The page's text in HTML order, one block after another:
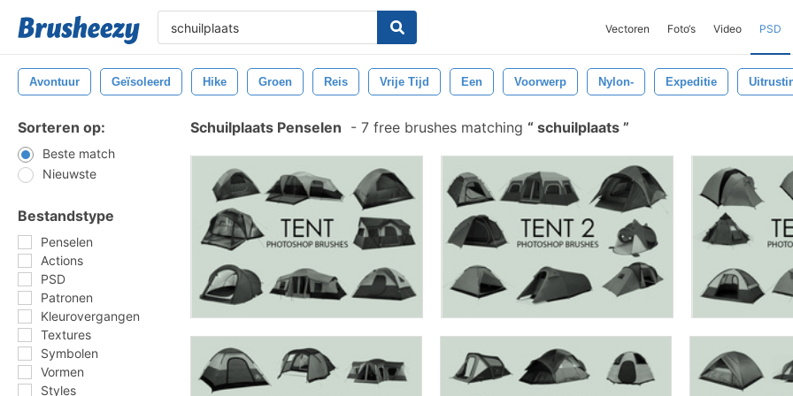
Vectoren Foto‘s Video PSD
Avontuur Geïsoleerd Hike Groen Reis Vrije Tijd Een Voorwerp Nylon- Expeditie
Sorteren op:
Beste match
Nieuwste
Bestandstype
Penselen
Actions
PSD
Patronen
Kleurovergangen
Textures
Symbolen
Vormen
Styles
Schuilplaats Penselen - 7 free brushes matching schuilplaats